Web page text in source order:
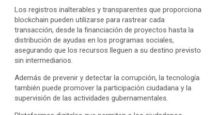
Los registros inalterables y transparentes que proporciona
blockchain pueden utilizarse para rastrear cada
transacción, desde la financiación de proyectos hasta la
distribución de ayudas en los programas sociales,
asegurando que los recursos lleguen a su destino previsto
sin intermediarios.
Además de prevenir y detectar la corrupción, la tecnología
también puede promover la participación ciudadana y la
supervisión de las actividades gubernamentales.